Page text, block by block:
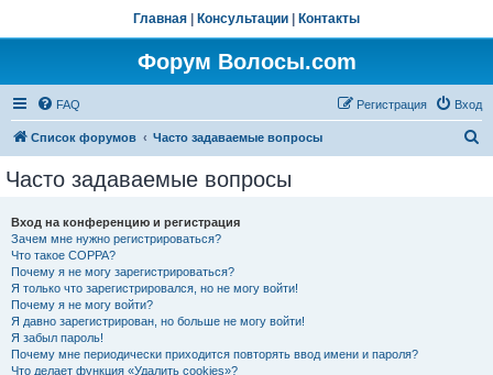
Главная Консультации Контакты
Форум Волосы.com
FAQ Вход
Регистрация
Список форумов Часто задаваемые вопросы
Часто задаваемые вопросы
Вход на конференцию и регистрация
Зачем мне нужно регистрироваться?
Что такое COPPA?
Почему я не могу зарегистрироваться?
Я только что зарегистрировался, но не могу войти!
Почему я не могу войти?
Я давно зарегистрирован, но больше не могу войти!
Я забыл пароль!
Почему мне периодически приходится повторять ввод имени и пароля?
Что делает функция «Удалить cookies»?